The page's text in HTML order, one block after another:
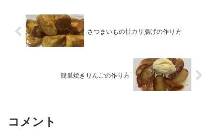
さつまいもの甘カリ揚げの作り方
簡単焼きりんごの作り方
コメント